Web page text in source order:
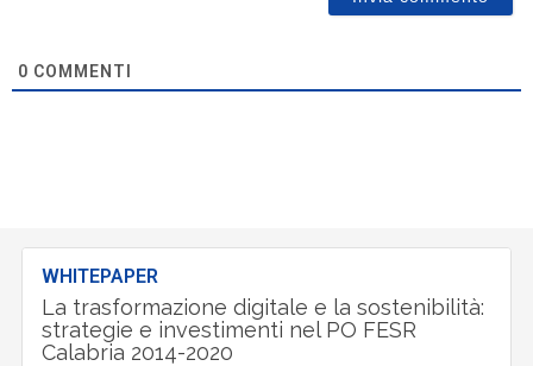
0 COMMENTI
WHITEPAPER
La trasformazione digitale e la sostenibilità:
strategie e investimenti nel PO FESR
Calabria 2014-2020